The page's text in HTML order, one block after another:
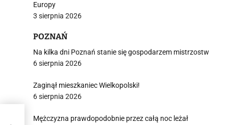
Europy
3 sierpnia 2026
POZNAŃ
Na kilka dni Poznań stanie się gospodarzem mistrzostw
6 sierpnia 2026
Zaginął mieszkaniec Wielkopolski!
6 sierpnia 2026
Mężczyzna prawdopodobnie przez całą noc leżał